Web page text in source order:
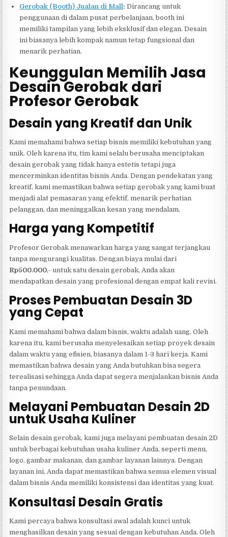
Gerobak (Booth) Jualan di Mall : Dirancang untuk
penggunaan di dalam pusat perbelanjaan, booth ini
memiliki tampilan yang lebih eksklusif dan elegan. Desain
ini biasanya lebih kompak namun tetap fungsional dan
menarik perhatian.
Keunggulan Memilih Jasa
Desain Gerobak dari
Profesor Gerobak
Desain yang Kreatif dan Unik
Kami memahami bahwa setiap bisnis memiliki kebutuhan yang
unik. Oleh karena itu, tim kami selalu berusaha menciptakan
desain gerobak yang tidak hanya estetis tetapi juga
mencerminkan identitas bisnis Anda. Dengan pendekatan yang
kreatif, kami memastikan bahwa setiap gerobak yang kami buat
menjadi alat pemasaran yang efektif, menarik perhatian
pelanggan, dan meninggalkan kesan yang mendalam.
Harga yang Kompetitif
Profesor Gerobak menawarkan harga yang sangat terjangkau
tanpa mengurangi kualitas. Dengan biaya mulai dari
Rp500.000,- untuk satu desain gerobak, Anda akan
mendapatkan desain yang profesional dengan empat kali revisi.
Proses Pembuatan Desain 3D
yang Cepat
Kami memahami bahwa dalam bisnis, waktu adalah uang. Oleh
karena itu, kami berusaha menyelesaikan setiap proyek desain
dalam waktu yang efisien, biasanya dalam 1-3 hari kerja. Kami
memastikan bahwa desain yang Anda butuhkan bisa segera
terealisasi sehingga Anda dapat segera menjalankan bisnis Anda
tanpa penundaan.
Melayani Pembuatan Desain 2D
untuk Usaha Kuliner
Selain desain gerobak, kami juga melayani pembuatan desain 2D
untuk berbagai kebutuhan usaha kuliner Anda, seperti menu,
logo, gambar makanan, dan gambar layanan lainnya. Dengan
layanan ini, Anda dapat memastikan bahwa semua elemen visual
dalam bisnis Anda memiliki konsistensi dan identitas yang kuat.
Konsultasi Desain Gratis
Kami percaya bahwa konsultasi awal adalah kunci untuk
menghasilkan desain yang sesuai dengan kebutuhan Anda. Oleh